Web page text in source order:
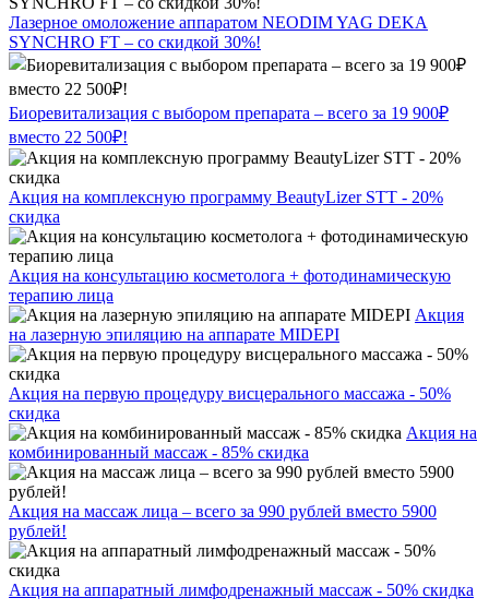
Лазерное омоложение аппаратом NEODIM YAG DEKA
SYNCHRO FT – со скидкой 30%!
Биоревитализация с выбором препарата – всего за 19 900₽
вместо 22 500₽!
Акция на комплексную программу BeautyLizer STT - 20%
скидка
Акция на консультацию косметолога + фотодинамическую
терапию лица
Акция
на лазерную эпиляцию на аппарате MIDEPI
Акция на первую процедуру висцерального массажа - 50%
скидка
Акция на
комбинированный массаж - 85% скидка
Акция на массаж лица – всего за 990 рублей вместо 5900
рублей!
Акция на аппаратный лимфодренажный массаж - 50% скидка